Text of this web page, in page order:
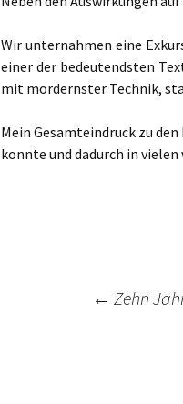
Wir unternahmen eine
einer der bedeutendsten
mit mordernster Technik,
Mein Gesamteindruck zu
konnte und dadurch in
← Zehn